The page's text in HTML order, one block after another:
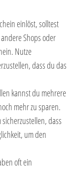
einlöst, solltest
Shops oder
Nutze
dass du das
kannst du mehrere
mehr zu sparen.
dass
um den
oft ein